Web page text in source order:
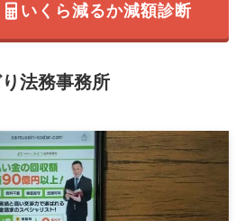
いくら減るか減額診断
法務事務所